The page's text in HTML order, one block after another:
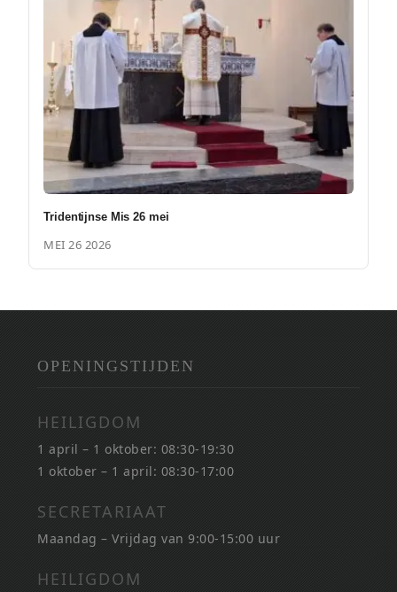
Tridentijnse Mis 26 mei
MEI 26 2026
OPENINGSTIJDEN
HEILIGDOM
1 april – 1 oktober: 08:30-19:30
1 oktober – 1 april: 08:30-17:00
SECRETARIAAT
Maandag – Vrijdag van 9:00-15:00 uur
HEILIGDOM